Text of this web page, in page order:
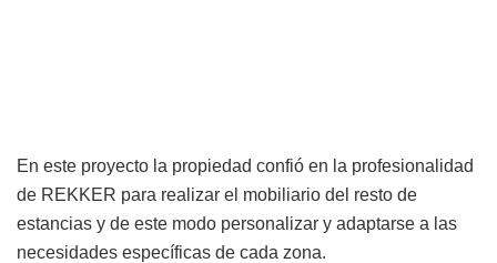
En este proyecto la propiedad confió en la profesionalidad
de REKKER para realizar el mobiliario del resto de
estancias y de este modo personalizar y adaptarse a las
necesidades específicas de cada zona.